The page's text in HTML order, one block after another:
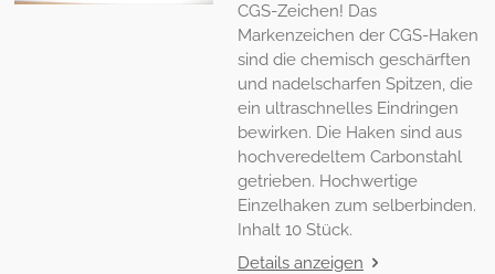
CGS-Zeichen! Das
Markenzeichen der CGS-Haken
sind die chemisch geschärften
und nadelscharfen Spitzen, die
ein ultraschnelles Eindringen
bewirken. Die Haken sind aus
hochveredeltem Carbonstahl
getrieben. Hochwertige
Einzelhaken zum selberbinden.
Inhalt 10 Stück.
Details anzeigen